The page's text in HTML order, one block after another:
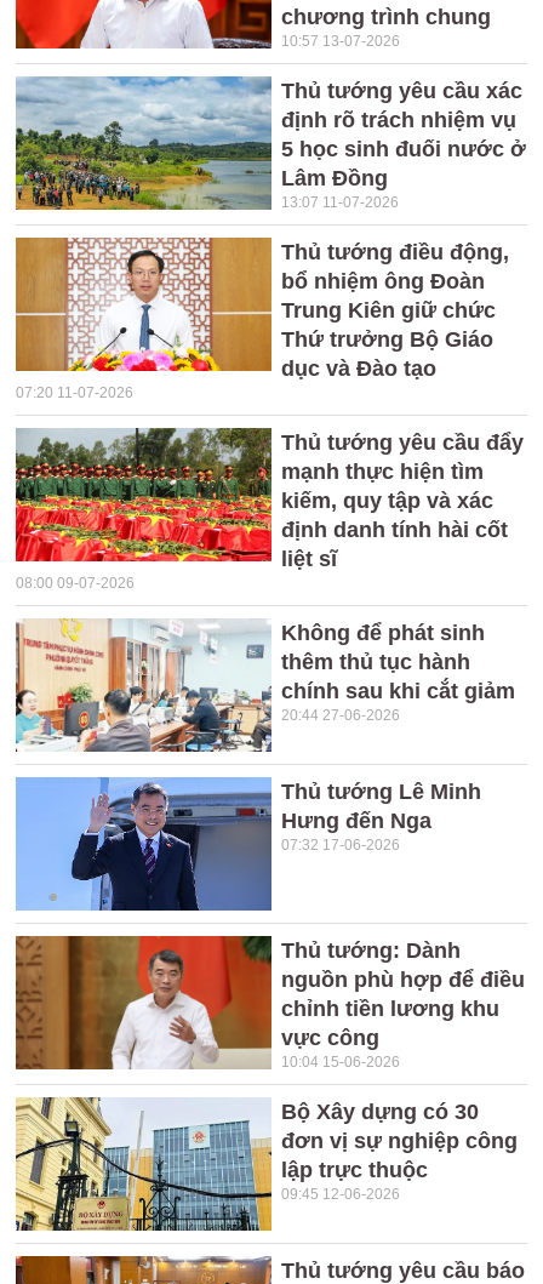
chương trình chung
10:57 13-07-2026
Thủ tướng yêu cầu xác
định rõ trách nhiệm vụ
5 học sinh đuối nước ở
Lâm Đồng
13:07 11-07-2026
Thủ tướng điều động,
bổ nhiệm ông Đoàn
Trung Kiên giữ chức
Thứ trưởng Bộ Giáo
dục và Đào tạo
07:20 11-07-2026
Thủ tướng yêu cầu đẩy
mạnh thực hiện tìm
kiếm, quy tập và xác
định danh tính hài cốt
liệt sĩ
08:00 09-07-2026
Không để phát sinh
thêm thủ tục hành
chính sau khi cắt giảm
20:44 27-06-2026
Thủ tướng Lê Minh
Hưng đến Nga
07:32 17-06-2026
Thủ tướng: Dành
nguồn phù hợp để điều
chỉnh tiền lương khu
vực công
10:04 15-06-2026
Bộ Xây dựng có 30
đơn vị sự nghiệp công
lập trực thuộc
09:45 12-06-2026
Thủ tướng yêu cầu báo